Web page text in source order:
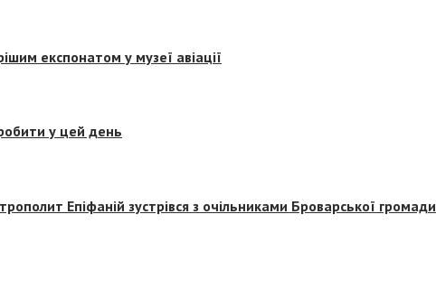
експонатом у музеї авіації
у цей день
Епіфаній зустрівся з очільниками Броварської громади